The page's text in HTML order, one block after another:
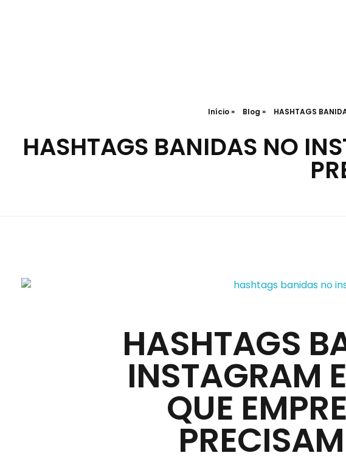
Início» Blog » HASHTAGS
HASHTAGS BANIDAS NO
HASHTAGS
INSTAGRAM
QUE